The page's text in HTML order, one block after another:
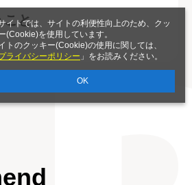
イトでは、サイトの利便性向上のため、クッ
(Cookie)を使用しています。
トのクッキー(Cookie)の使用に関しては、
ライバシーポリシー 」をお読みください。
OK
こと